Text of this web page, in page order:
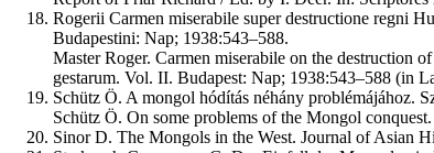
Rogerii Carmen miserabile super destructione regni
Budapestini: Nap; 1938:543–588.
Master Roger. Carmen miserabile on the destruction
gestarum. Vol. II. Budapest: Nap; 1938:543–588 (in
Schütz Ö. A mongol hódítás néhány problémájához.
Schütz Ö. On some problems of the Mongol
Sinor D. The Mongols in the West. Journal of Asian